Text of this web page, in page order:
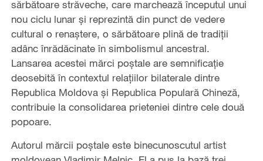
sărbătoare străveche, care marchează începutul unui
nou ciclu lunar și reprezintă din punct de vedere
cultural o renaștere, o sărbătoare plină de tradiții
adânc înrădăcinate în simbolismul ancestral.
Lansarea acestei mărci poștale are semnificație
deosebită în contextul relațiilor bilaterale dintre
Republica Moldova și Republica Populară Chineză,
contribuie la consolidarea prieteniei dintre cele două
popoare.
Autorul mărcii poștale este binecunoscutul artist